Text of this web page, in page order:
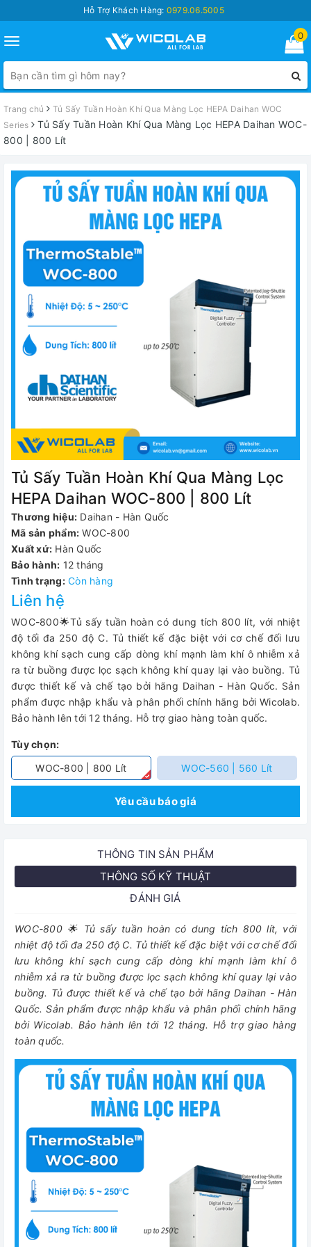
Hỗ Trợ Khách Hàng: 0979.06.5005
Toggle
navigation
0
Trang chủ
Tủ Sấy Tuần Hoàn Khí Qua Màng Lọc HEPA Daihan WOC
Series
Tủ Sấy Tuần Hoàn Khí Qua Màng Lọc HEPA Daihan WOC-
800 | 800 Lít
Tủ Sấy Tuần Hoàn Khí Qua Màng Lọc
HEPA Daihan WOC-800 | 800 Lít
Thương hiệu: Daihan - Hàn Quốc
Mã sản phẩm: WOC-800
Xuất xứ: Hàn Quốc
Bảo hành: 12 tháng
Tình trạng: Còn hàng
Liên hệ
WOC-800🌟Tủ sấy tuần hoàn có dung tích 800 lít, với nhiệt
độ tối đa 250 độ C. Tủ thiết kế đặc biệt với cơ chế đối lưu
không khí sạch cung cấp dòng khí mạnh làm khí ô nhiễm xả
ra từ buồng được lọc sạch không khí quay lại vào buồng. Tủ
được thiết kế và chế tạo bởi hãng Daihan - Hàn Quốc. Sản
phẩm được nhập khẩu và phân phối chính hãng bởi Wicolab.
Bảo hành lên tới 12 tháng. Hỗ trợ giao hàng toàn quốc.
Tùy chọn:
WOC-800 | 800 Lít
WOC-560 | 560 Lít
Yêu cầu báo giá
THÔNG TIN SẢN PHẨM
THÔNG SỐ KỸ THUẬT
ĐÁNH GIÁ
WOC-800 🌟 Tủ sấy tuần hoàn có dung tích 800 lít, với
nhiệt độ tối đa 250 độ C. Tủ thiết kế đặc biệt với cơ chế đối
lưu không khí sạch cung cấp dòng khí mạnh làm khí ô
nhiễm xả ra từ buồng được lọc sạch không khí quay lại vào
buồng. Tủ được thiết kế và chế tạo bởi hãng Daihan - Hàn
Quốc. Sản phẩm được nhập khẩu và phân phối chính hãng
bởi Wicolab. Bảo hành lên tới 12 tháng. Hỗ trợ giao hàng
toàn quốc.